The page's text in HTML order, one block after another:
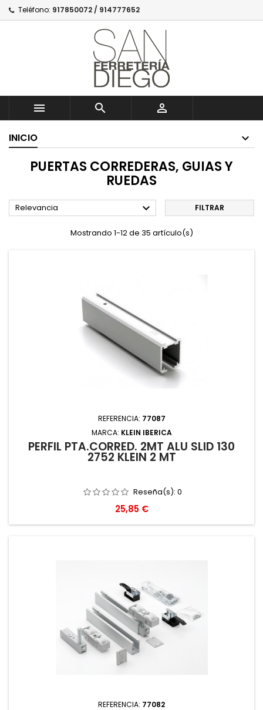
Teléfono: 917850072 / 914777652
  
INICIO
PUERTAS CORREDERAS, GUIAS Y
RUEDAS
Relevancia  FILTRAR
Mostrando 1-12 de 35 artículo(s)
REFERENCIA: 77087
MARCA: KLEIN IBERICA
PERFIL PTA.CORRED. 2MT ALU SLID 130
2752 KLEIN 2 MT
Reseña(s): 0
Precio
25,85 €
REFERENCIA: 77082